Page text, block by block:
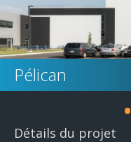
Pélican
•
Détails du projet